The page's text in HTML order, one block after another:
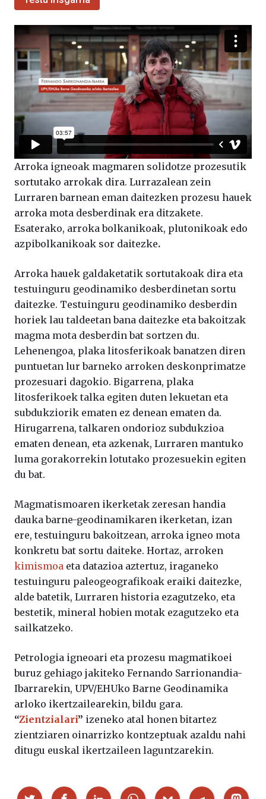
Arroka igneoak magmaren solidotze prozesutik
sortutako arrokak dira. Lurrazalean zein
Lurraren barnean eman daitezken prozesu hauek
arroka mota desberdinak era ditzakete.
Esaterako, arroka bolkanikoak, plutonikoak edo
azpibolkanikoak sor daitezke.
Arroka hauek galdaketatik sortutakoak dira eta
testuinguru geodinamiko desberdinetan sortu
daitezke. Testuinguru geodinamiko desberdin
horiek lau taldeetan bana daitezke eta bakoitzak
magma mota desberdin bat sortzen du.
Lehenengoa, plaka litosferikoak banatzen diren
puntuetan lur barneko arroken deskonprimatze
prozesuari dagokio. Bigarrena, plaka
litosferikoek talka egiten duten lekuetan eta
subdukziorik ematen ez denean ematen da.
Hirugarrena, talkaren ondorioz subdukzioa
ematen denean, eta azkenak, Lurraren mantuko
luma gorakorrekin lotutako prozesuekin egiten
du bat.
Magmatismoaren ikerketak zeresan handia
dauka barne-geodinamikaren ikerketan, izan
ere, testuinguru bakoitzean, arroka igneo mota
konkretu bat sortu daiteke. Hortaz, arroken
kimismoa eta datazioa aztertuz, iraganeko
testuinguru paleogeografikoak eraiki daitezke,
alde batetik, Lurraren historia ezagutzeko, eta
bestetik, mineral hobien motak ezagutzeko eta
sailkatzeko.
Petrologia igneoari eta prozesu magmatikoei
buruz gehiago jakiteko Fernando Sarrionandia-
Ibarrarekin, UPV/EHUko Barne Geodinamika
arloko ikertzailearekin, bildu gara.
“Zientzialari” izeneko atal honen bitartez
zientziaren oinarrizko kontzeptuak azaldu nahi
ditugu euskal ikertzaileen laguntzarekin.
Partekatu